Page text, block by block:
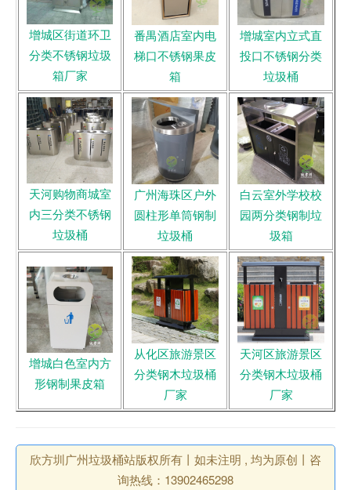
增城区街道环卫
分类不锈钢垃圾
箱厂家
番禺酒店室内电
梯口不锈钢果皮
箱
增城室内立式直
投口不锈钢分类
垃圾桶
天河购物商城室
内三分类不锈钢
垃圾桶
广州海珠区户外
圆柱形单筒钢制
垃圾桶
白云室外学校校
园两分类钢制垃
圾箱
增城白色室内方
形钢制果皮箱
从化区旅游景区
分类钢木垃圾桶
厂家
天河区旅游景区
分类钢木垃圾桶
厂家
欣方圳广州垃圾桶站版权所有丨如未注明 , 均为原创丨咨
询热线：13902465298